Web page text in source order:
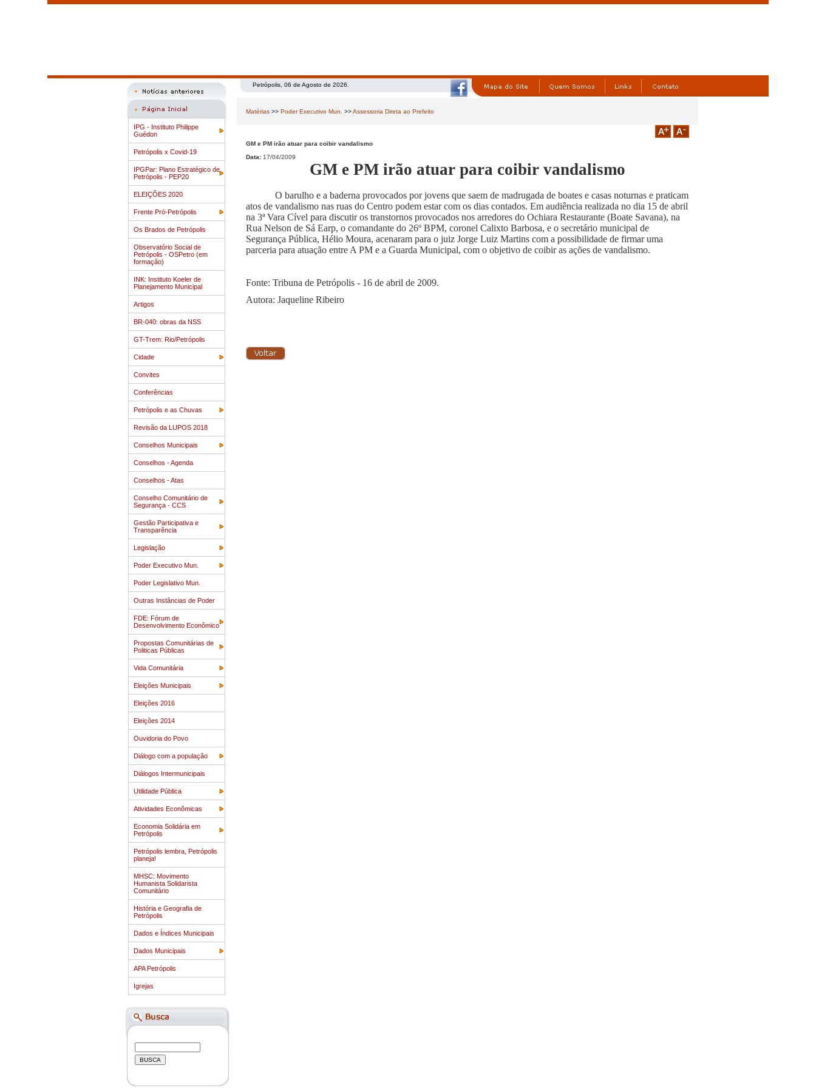
IPG - Instituto Philippe
Guédon
Petrópolis x Covid-19
IPGPar: Plano Estratégico de
Petrópolis - PEP20
ELEIÇÕES 2020
Frente Pró-Petrópolis
Os Brados de Petrópolis
Observatório Social de
Petrópolis - OSPetro (em
formação)
INK: Instituto Koeler de
Planejamento Municipal
Artigos
BR-040: obras da NSS
GT-Trem: Rio/Petrópolis
Cidade
Convites
Conferências
Petrópolis e as Chuvas
Revisão da LUPOS 2018
Conselhos Municipais
Conselhos - Agenda
Conselhos - Atas
Conselho Comunitário de
Segurança - CCS
Gestão Participativa e
Transparência
Legislação
Poder Executivo Mun.
Poder Legislativo Mun.
Outras Instâncias de Poder
FDE: Fórum de
Desenvolvimento Econômico
Propostas Comunitárias de
Politicas Públicas
Vida Comunitária
Eleições Municipais
Eleições 2016
Eleições 2014
Ouvidoria do Povo
Diálogo com a população
Diálogos Intermunicipais
Utilidade Pública
Atividades Econômicas
Economia Solidária em
Petrópolis
Petrópolis lembra, Petrópolis
planeja!
MHSC: Movimento
Humanista Solidarista
Comunitário
História e Geografia de
Petrópolis
Dados e Índices Municipais
Dados Municipais
APA Petrópolis
Igrejas
Petrópolis, 06 de Agosto de 2026.
Matérias >> Poder Executivo Mun. >>Assessoria Direta ao Prefeito
GM e PM irão atuar para coibir vandalismo
Data: 17/04/2009
GM e PM irão atuar para coibir vandalismo
O barulho e a baderna provocados por jovens que saem de madrugada de boates e casas noturnas e praticam
atos de vandalismo nas ruas do Centro podem estar com os dias contados. Em audiência realizada no dia 15 de abril
na 3ª Vara Cível para discutir os transtornos provocados nos arredores do Ochiara Restaurante (Boate Savana), na
Rua Nelson de Sá Earp, o comandante do 26º BPM, coronel Calixto Barbosa, e o secretário municipal de
Segurança Pública, Hélio Moura, acenaram para o juiz Jorge Luiz Martins com a possibilidade de firmar uma
parceria para atuação entre A PM e a Guarda Municipal, com o objetivo de coibir as ações de vandalismo.
Fonte: Tribuna de Petrópolis - 16 de abril de 2009.
Autora: Jaqueline Ribeiro